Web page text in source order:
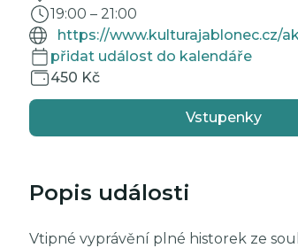
19:00 – 21:00
přidat událost do kalendáře
450 Kč
Vstupenky
Popis události
Vtipné vyprávění plné historek ze